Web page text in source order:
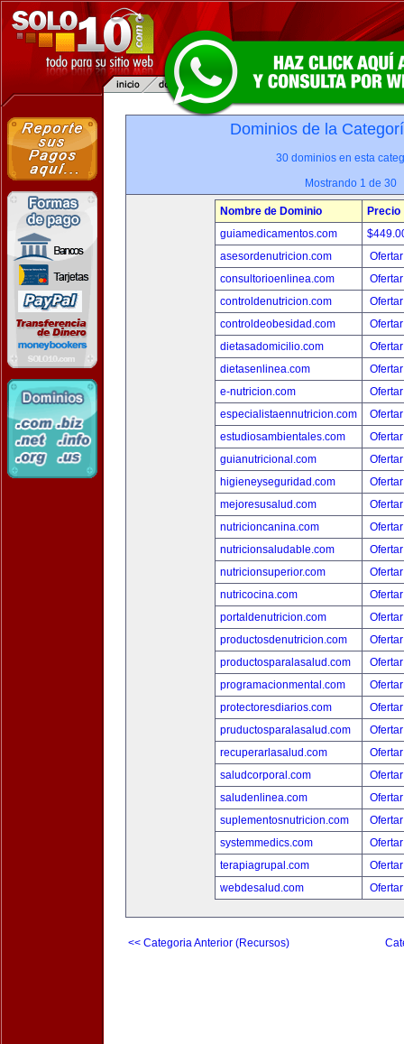
Dominios de la
30 dominios en esta
Mostrando 1 de 30
Nombre de Dominio
Precio
guiamedicamentos.com
asesordenutricion.com
consultorioenlinea.com
controldenutricion.com
controldeobesidad.com
dietasadomicilio.com
dietasenlinea.com
e-nutricion.com
especialistaennutricion.com
estudiosambientales.com
guianutricional.com
higieneyseguridad.com
mejoresusalud.com
nutricioncanina.com
nutricionsaludable.com
nutricionsuperior.com
nutricocina.com
portaldenutricion.com
productosdenutricion.com
productosparalasalud.com
programacionmental.com
protectoresdiarios.com
pruductosparalasalud.com
recuperarlasalud.com
saludcorporal.com
saludenlinea.com
suplementosnutricion.com
systemmedics.com
terapiagrupal.com
webdesalud.com
<< Categoria Anterior (Recursos)